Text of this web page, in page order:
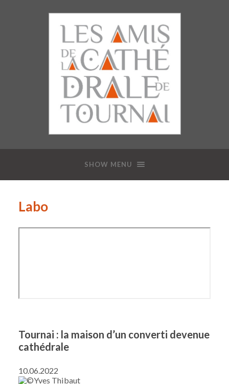
SHOW MENU
Labo
Tournai : la maison d’un converti devenue
cathédrale
10.06.2022